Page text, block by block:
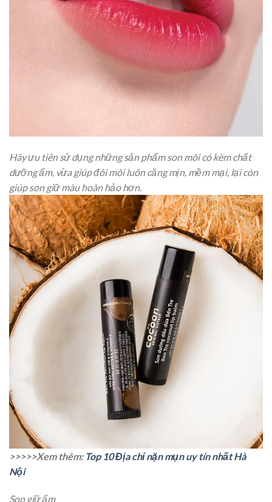
Hãy ưu tiên sử dụng những sản phẩm son môi có kèm chất
dưỡng ẩm, vừa giúp đôi môi luôn căng mịn, mềm mại, lại còn
giúp son giữ màu hoàn hảo hơn.
>>>>>Xem thêm: Top 10 Địa chỉ nặn mụn uy tín nhất Hà
Nội
Son giữ ẩm